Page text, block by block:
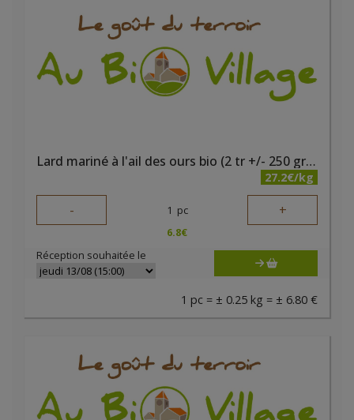
Lard mariné à l'ail des ours bio (2 tr +/- 250 gr) Ferme des Noyers
27.2€/kg
- 1 pc +
6.8€
Réception souhaitée le
1 pc = ± 0.25 kg = ± 6.80 €